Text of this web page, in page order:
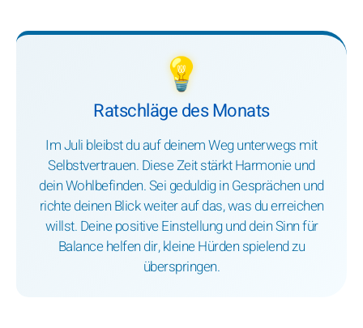
💡
Ratschläge des Monats
Im Juli bleibst du auf deinem Weg unterwegs mit
Selbstvertrauen. Diese Zeit stärkt Harmonie und
dein Wohlbefinden. Sei geduldig in Gesprächen und
richte deinen Blick weiter auf das, was du erreichen
willst. Deine positive Einstellung und dein Sinn für
Balance helfen dir, kleine Hürden spielend zu
überspringen.